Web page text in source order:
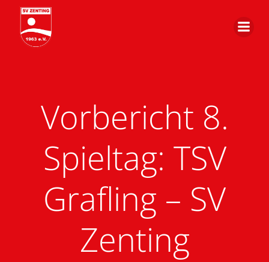
Vorbericht 8.
Spieltag: TSV
Grafling – SV
Zenting